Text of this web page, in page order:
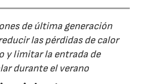
de última generación
las pérdidas de calor
y limitar la entrada de
durante el verano